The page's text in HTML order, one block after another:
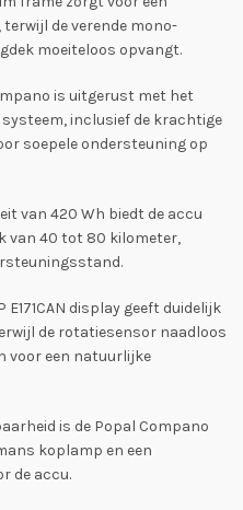
de verende mono-
moeiteloos opvangt.
is uitgerust met het
inclusief de krachtige
soepele ondersteuning op
van 420 Wh biedt de accu
van 40 tot 80 kilometer,
display geeft duidelijk
de rotatiesensor naadloos
voor een natuurlijke
is de Popal Compano
koplamp en een
de accu.